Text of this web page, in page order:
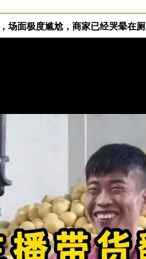
场面极度尴尬，商家已经哭晕在